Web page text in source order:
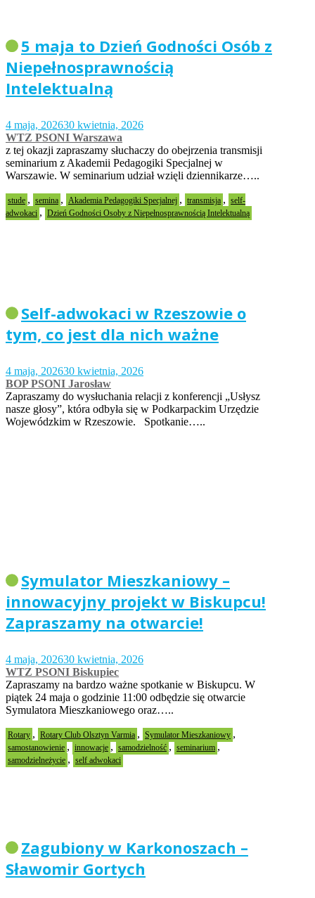
5 maja to Dzień Godności Osób z
Niepełnosprawnością
Intelektualną
4 maja, 202630 kwietnia, 2026
WTZ PSONI Warszawa
z tej okazji zapraszamy słuchaczy do obejrzenia transmisji
seminarium z Akademii Pedagogiki Specjalnej w
Warszawie. W seminarium udział wzięli dziennikarze…..
stude , semina , Akademia Pedagogiki Specjalnej , transmisja , self-
adwokaci , Dzień Godności Osoby z Niepełnosprawnością Intelektualną
Self-adwokaci w Rzeszowie o
tym, co jest dla nich ważne
4 maja, 202630 kwietnia, 2026
BOP PSONI Jarosław
Zapraszamy do wysłuchania relacji z konferencji „Usłysz
nasze głosy”, która odbyła się w Podkarpackim Urzędzie
Wojewódzkim w Rzeszowie. Spotkanie…..
Symulator Mieszkaniowy –
innowacyjny projekt w Biskupcu!
Zapraszamy na otwarcie!
4 maja, 202630 kwietnia, 2026
WTZ PSONI Biskupiec
Zapraszamy na bardzo ważne spotkanie w Biskupcu. W
piątek 24 maja o godzinie 11:00 odbędzie się otwarcie
Symulatora Mieszkaniowego oraz…..
Rotary , Rotary Club Olsztyn Varmia , Symulator Mieszkaniowy ,
samostanowienie , innowacje , samodzielność , seminarium ,
samodzielneżycie , self adwokaci
Zagubiony w Karkonoszach –
Sławomir Gortych